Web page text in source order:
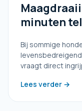
minuten
Bij sommige
vraagt direct
Lees verder →